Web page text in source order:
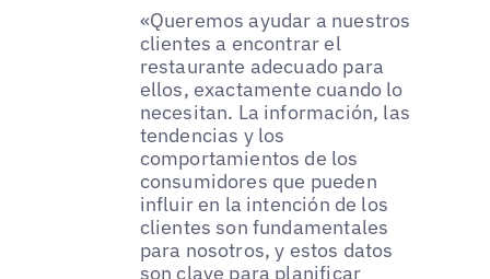
«Queremos ayudar a nuestros
clientes a encontrar el
restaurante adecuado para
ellos, exactamente cuando lo
necesitan. La información, las
tendencias y los
comportamientos de los
consumidores que pueden
influir en la intención de los
clientes son fundamentales
para nosotros, y estos datos
son clave para planificar